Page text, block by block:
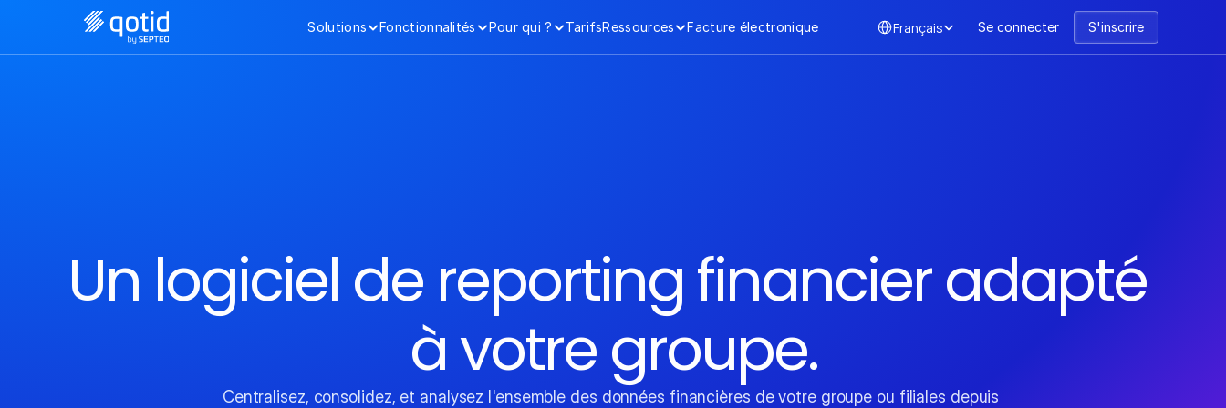
Solutions Fonctionnalités Pour qui ? TarifsRessources Facture électronique Français Se connecter S'inscrire
Un logiciel de reporting financier adapté
à votre groupe.
Centralisez, consolidez, et analysez l'ensemble des données financières de votre groupe ou filiales depuis